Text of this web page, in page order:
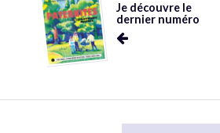
Je découvre le
dernier numéro